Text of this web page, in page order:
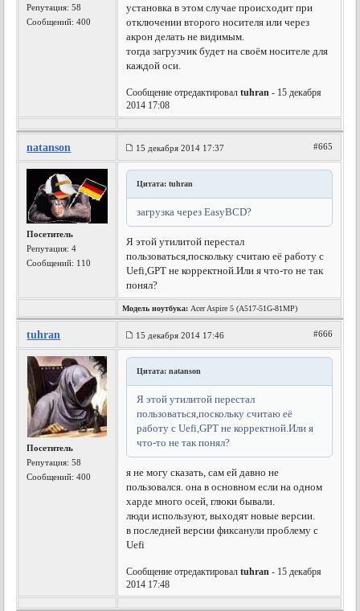
Репутация:58
Сообщений: 400
установка в этом случае происходит при
отключении второго носителя или через
акрон делать не видимым.
тогда загрузчик будет на своём носителе для
каждой оси.
Сообщение отредактировалtuhran - 15 декабря
2014 17:08
natanson 15 декабря 2014 17:37 #665
Посетитель
Репутация:4
Сообщений: 110
Цитата: tuhran
загрузка через EasyBCD?
Я этой утилитой перестал
пользоваться,поскольку считаю её работу с
Uefi,GPT не корректной.Или я что-то не так
понял?
Модель ноутбука: Acer Aspire 5 (A517-51G-81MP)
tuhran 15 декабря 2014 17:46 #666
Посетитель
Репутация:58
Сообщений: 400
Цитата: natanson
Я этой утилитой перестал
пользоваться,поскольку считаю её
работу с Uefi,GPT не корректной.Или я
что-то не так понял?
я не могу сказать, сам ей давно не
пользовался. она в основном если на одном
харде много осей, глюки бывали.
люди используют, выходят новые версии.
в последней версии фиксанули проблему с
Uefi
Сообщение отредактировалtuhran - 15 декабря
2014 17:48